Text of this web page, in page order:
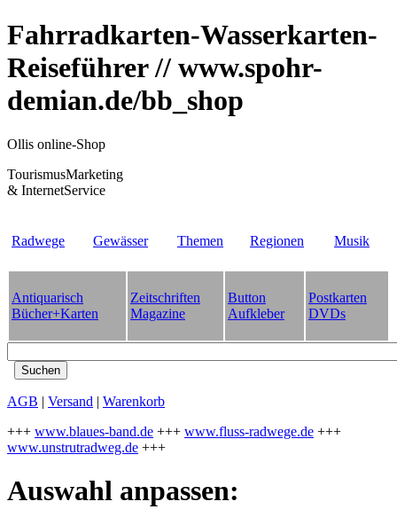
Fahrradkarten-Wasserkarten-
Reiseführer // www.spohr-
demian.de/bb_shop
Ollis online-Shop
TourismusMarketing
& InternetService
Radwege Gewässer Themen Regionen Musik
Antiquarisch
Bücher+Karten
Zeitschriften
Magazine
Button
Aufkleber
Postkarten
DVDs
AGB | Versand | Warenkorb
+++ www.blaues-band.de +++ www.fluss-radwege.de +++
www.unstrutradweg.de +++
Auswahl anpassen: